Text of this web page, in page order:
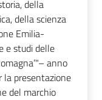
della
della scienza
Emilia-
e studi delle
anno
presentazione
del marchio